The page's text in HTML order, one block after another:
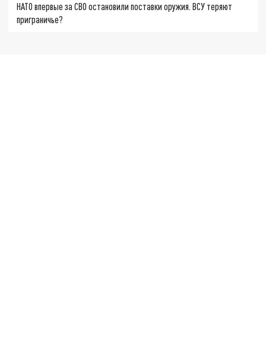
НАТО впервые за СВО остановили поставки оружия. ВСУ теряют
приграничье?